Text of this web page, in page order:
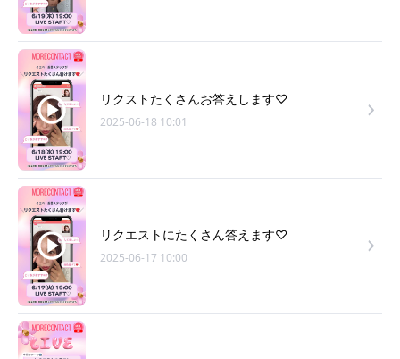
リクストたくさんお答えします♡
2025-06-18 10:01
リクエストにたくさん答えます♡
2025-06-17 10:00